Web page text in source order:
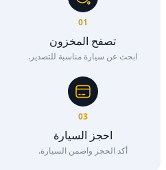
01
تصفح المخزون
ابحث عن سيارة مناسبة للتصدير.
03
احجز السيارة
أكد الحجز واضمن السيارة.